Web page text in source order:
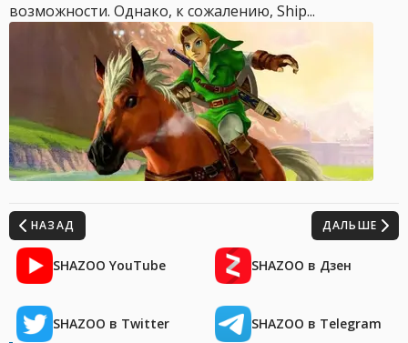
возможности. Однако, к сожалению, Ship...
НАЗАД ДАЛЬШЕ
SHAZOO YouTube SHAZOO в Дзен
SHAZOO в Twitter SHAZOO в Telegram